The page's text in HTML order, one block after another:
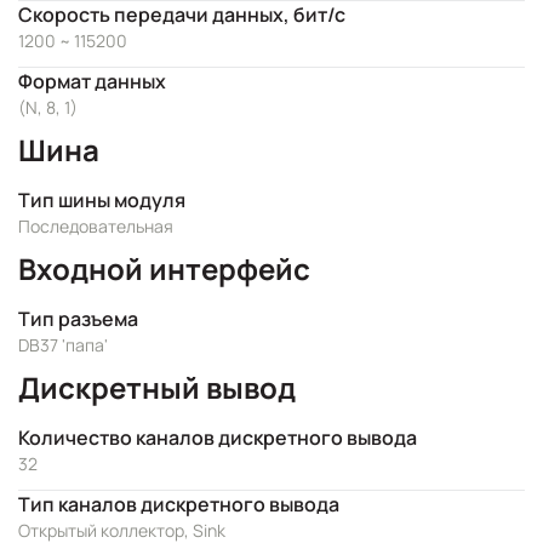
Скорость передачи данных, бит/с
1200 ~ 115200
Формат данных
(N, 8, 1)
Шина
Тип шины модуля
Последовательная
Входной интерфейс
Тип разъема
DB37 'папа'
Дискретный вывод
Количество каналов дискретного вывода
32
Тип каналов дискретного вывода
Открытый коллектор, Sink